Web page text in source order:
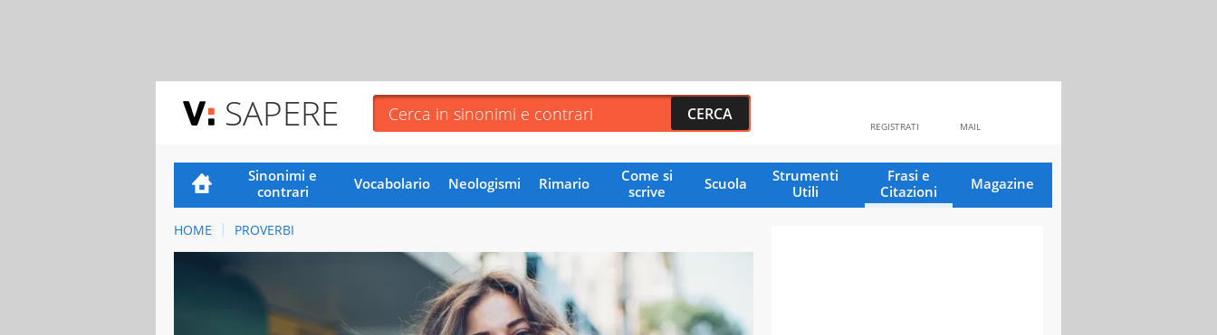
SAPERE MAIL
REGISTRATI
Sinonimi e
contrari
Vocabolario Neologismi Rimario
Come si
scrive
Scuola
Strumenti
Utili
Frasi e
Citazioni
Magazine
HOME PROVERBI